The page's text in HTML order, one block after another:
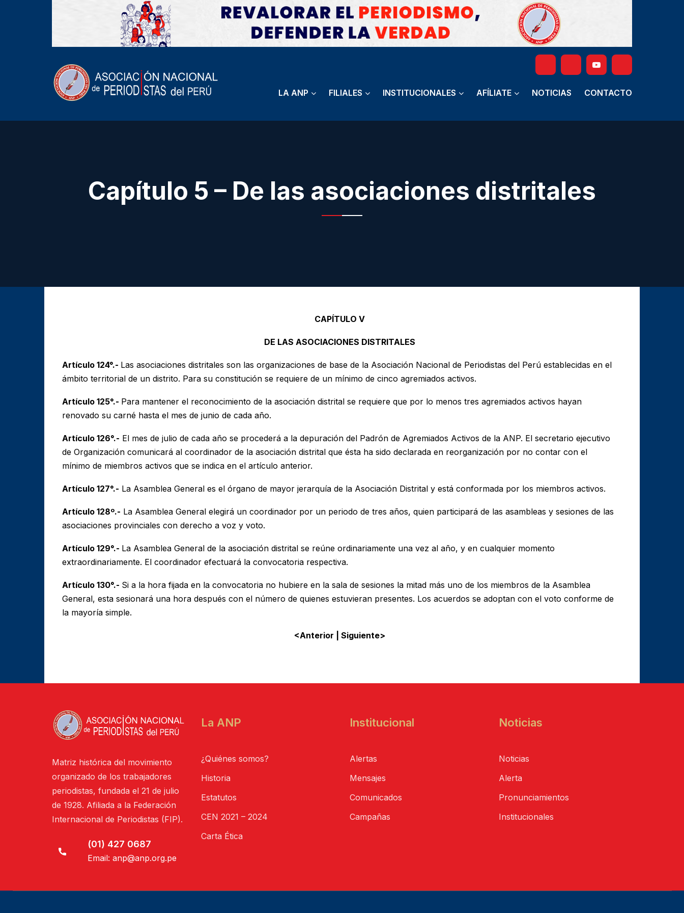
LA ANP FILIALES INSTITUCIONALES AFÍLIATE NOTICIAS CONTACTO
Capítulo 5 – De las asociaciones distritales
CAPÍTULO V
DE LAS ASOCIACIONES DISTRITALES
Artículo 124°.- Las asociaciones distritales son las organizaciones de base de la Asociación Nacional de Periodistas del Perú establecidas en el
ámbito territorial de un distrito. Para su constitución se requiere de un mínimo de cinco agremiados activos.
Artículo 125°.- Para mantener el reconocimiento de la asociación distrital se requiere que por lo menos tres agremiados activos hayan
renovado su carné hasta el mes de junio de cada año.
Artículo 126°.- El mes de julio de cada año se procederá a la depuración del Padrón de Agremiados Activos de la ANP. El secretario ejecutivo
de Organización comunicará al coordinador de la asociación distrital que ésta ha sido declarada en reorganización por no contar con el
mínimo de miembros activos que se indica en el artículo anterior.
Artículo 127°.- La Asamblea General es el órgano de mayor jerarquía de la Asociación Distrital y está conformada por los miembros activos.
Artículo 128º.- La Asamblea General elegirá un coordinador por un periodo de tres años, quien participará de las asambleas y sesiones de las
asociaciones provinciales con derecho a voz y voto.
Artículo 129°.- La Asamblea General de la asociación distrital se reúne ordinariamente una vez al año, y en cualquier momento
extraordinariamente. El coordinador efectuará la convocatoria respectiva.
Artículo 130°.- Si a la hora fijada en la convocatoria no hubiere en la sala de sesiones la mitad más uno de los miembros de la Asamblea
General, esta sesionará una hora después con el número de quienes estuvieran presentes. Los acuerdos se adoptan con el voto conforme de
la mayoría simple.
<Anterior Siguiente>
Matriz histórica del movimiento
organizado de los trabajadores
periodistas, fundada el 21 de julio
de 1928. Afiliada a la Federación
Internacional de Periodistas (FIP).
(01) 427 0687
Email: anp@anp.org.pe
La ANP
¿Quiénes somos?
Historia
Estatutos
CEN 2021 – 2024
Carta Ética
Institucional
Alertas
Mensajes
Comunicados
Campañas
Noticias
Noticias
Alerta
Pronunciamientos
Institucionales